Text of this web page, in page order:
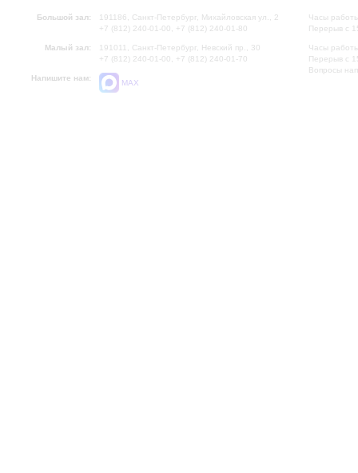
Большой зал:
191186, Санкт-Петербург, Михайловская ул., 2
+7 (812) 240-01-00, +7 (812) 240-01-80
Малый зал:
191011, Санкт-Петербург, Невский пр., 30
+7 (812) 240-01-00, +7 (812) 240-01-70
Напишите нам:
MAX
Часы
Перерыв с
Часы
Перерыв с
Вопросы